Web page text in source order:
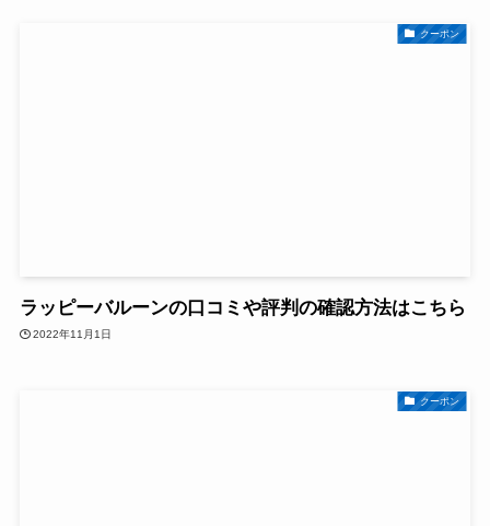
クーポン
ラッピーバルーンの口コミや評判の確認方法はこちら
2022年11月1日
クーポン